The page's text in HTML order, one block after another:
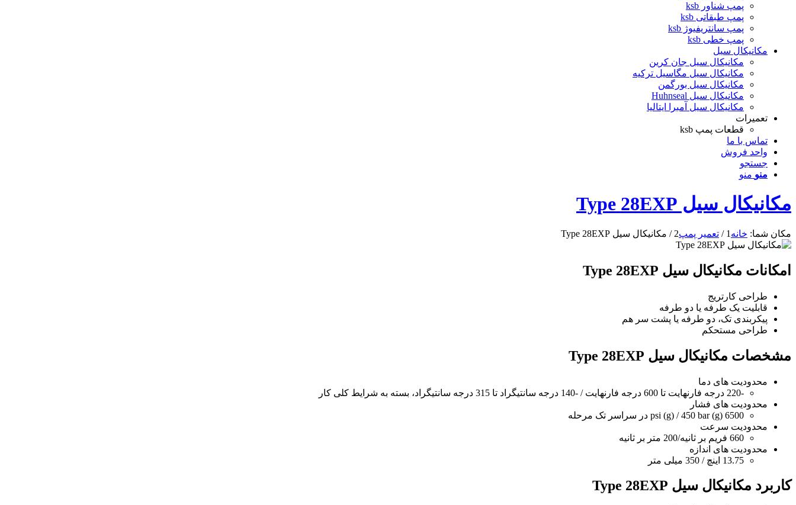
پمپ شناور ksb
پمپ طبقاتی ksb
پمپ سانتریفیوژ ksb
پمپ خطی ksb
مکانیکال سیل
مکانیکال سیل جان کرین
مکانیکال سیل مگاسیل ترکیه
مکانیکال سیل بورگمن
مکانیکال سیل Huhnseal
مکانیکال سیل آمبرا ایتالیا
تعمیرات
قطعات پمپ ksb
تماس با ما
واحد فروش
جستجو
منو منو
مکانیکال سیل Type 28EXP
مکان شما: خانه 1
/ تعمیر پمپ2
/ مکانیکال سیل Type 28EXP
امکانات مکانیکال سیل Type 28EXP
طراحی کارتریج
قابلیت یک طرفه یا دو طرفه
پیکربندی تک، دو طرفه یا پشت سر هم
طراحی مستحکم
مشخصات مکانیکال سیل Type 28EXP
محدودیت های دما
-220 درجه فارنهایت تا 600 درجه فارنهایت / -140 درجه سانتیگراد تا 315 درجه سانتیگراد، بسته به شرایط کلی کار
محدودیت های فشار
6500 psi (g) / 450 bar (g) در سراسر تک مرحله
محدودیت سرعت
660 فریم بر ثانیه/200 متر بر ثانیه
محدودیت های اندازه
13.75 اینچ / 350 میلی متر
کاربرد مکانیکال سیل Type 28EXP